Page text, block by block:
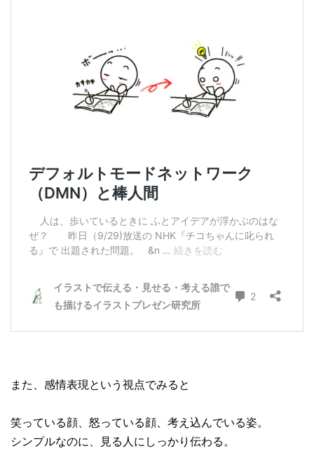
また、感情表現という視点でみると
笑っている顔、怒っている顔、考え込んでいる姿。
シンプルなのに、見る人にしっかり伝わる。